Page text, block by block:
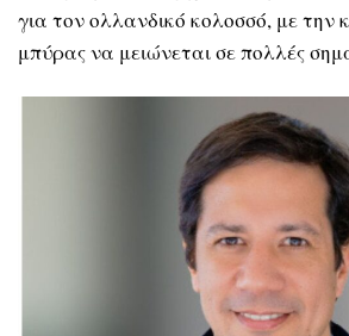
για τον ολλανδικό κολοσσό, με
μπύρας να μειώνεται σε πολλές